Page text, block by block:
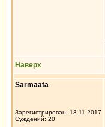
Наверх
Sarmaata
Зарегистрирован: 13.11.2017
Суждений: 20